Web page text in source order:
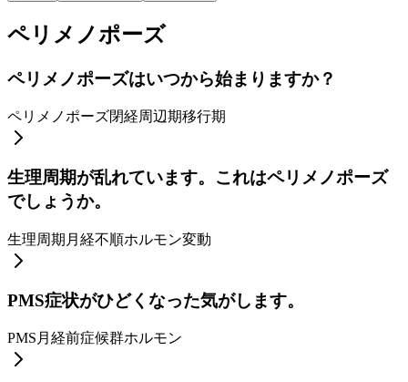
ペリメノポーズ
ペリメノポーズはいつから始まりますか？
ペリメノポーズ閉経周辺期移行期
生理周期が乱れています。これはペリメノポーズ
でしょうか。
生理周期 月経不順ホルモン変動
PMS症状がひどくなった気がします。
PMS 月経前症候群ホルモン